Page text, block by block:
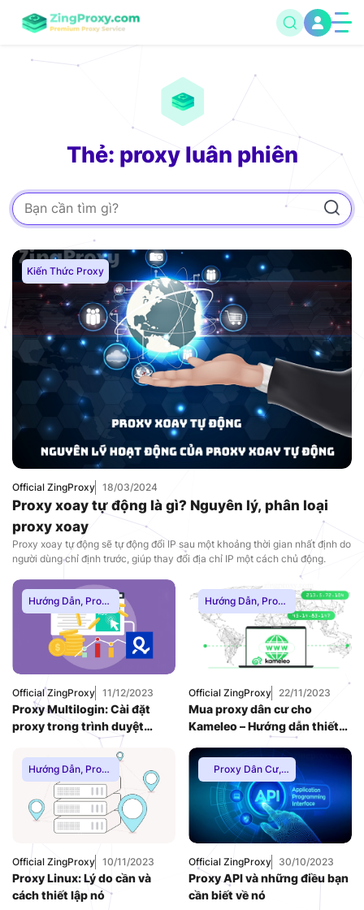
Thẻ: proxy luân phiên
Kiến Thức Proxy
Official ZingProxy 18/03/2024
Proxy xoay tự động là gì? Nguyên lý, phân loại
proxy xoay
Proxy xoay tự động sẽ tự động đổi IP sau một khoảng thời gian nhất định do
người dùng chỉ định trước, giúp thay đổi địa chỉ IP một cách chủ động.
Hướng Dẫn, Proxy
Dân Cư,Proxy
SOCKS5,Thuê
Proxy Nước Ngoài,
Thuê Proxy US
Thuê Proxy Việt
Nam,
Uncategorized
Official ZingProxy 11/12/2023
Proxy Multilogin: Cài đặt
proxy trong trình duyệt
Hướng Dẫn, Proxy
Dân Cư,Proxy
SOCKS5,Thuê
Proxy Nước Ngoài,
Thuê Proxy US,
Nam,
Uncategorized
Official ZingProxy 22/11/2023
Mua proxy dân cư cho
Kameleo – Hướng dẫn thiết
lập proxy cho Kameleo
Hướng Dẫn, Proxy
Dân Cư,Proxy
SOCKS5,Thuê
Proxy Nước Ngoài,
Thuê Proxy US
Nam,
Uncategorized
Official ZingProxy 10/11/2023
Proxy Linux: Lý do cần và
cách thiết lập nó
Proxy Dân Cư,
Proxy SOCKS5,
Thuê Proxy Nước
Ngoài,Thuê Proxy
US,Thuê Proxy
Việt Nam
Official ZingProxy
30/10/2023
Proxy API và những điều bạn
cần biết về nó